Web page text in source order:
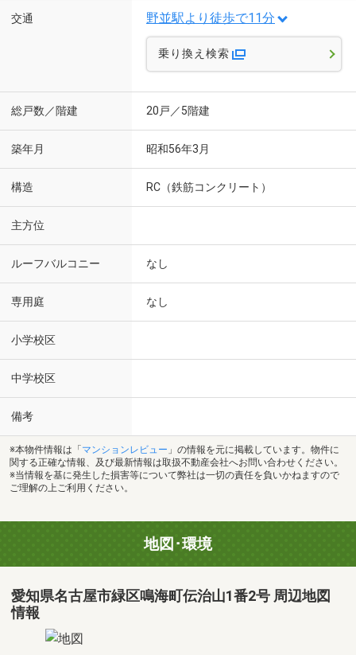
交通 野並駅より徒歩で11分
乗り換え検索
総戸数／階建 20戸／5階建
築年月 昭和56年3月
構造 RC（鉄筋コンクリート）
主方位
ルーフバルコニー なし
専用庭 なし
小学校区
中学校区
備考
※本物件情報は「 マンションレビュー 」の情報を元に掲載しています。物件に
関する正確な情報、及び最新情報は取扱不動産会社へお問い合わせください。
※当情報を基に発生した損害等について弊社は一切の責任を負いかねますので
ご理解の上ご利用ください。
地図･環境
愛知県名古屋市緑区鳴海町伝治山1番2号 周辺地図
情報